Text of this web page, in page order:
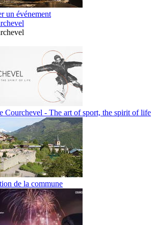
un événement
Courchevel - The art of sport, the spirit of life
de la commune